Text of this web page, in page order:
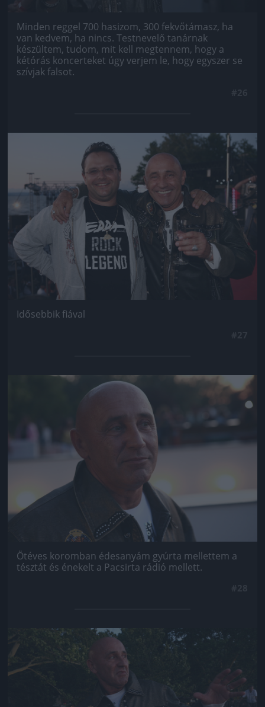
Minden reggel 700 hasizom, 300 fekvőtámasz, ha
van kedvem, ha nincs. Testnevelő tanárnak
készültem, tudom, mit kell megtennem, hogy a
kétórás koncerteket úgy verjem le, hogy egyszer se
szívjak falsot.
Jön még kép!
Idősebbik fiával
Jön még kép!
Ötéves koromban édesanyám gyúrta mellettem a
tésztát és énekelt a Pacsirta rádió mellett.
Jön még kép!